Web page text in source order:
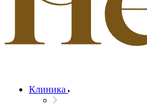
Клиника